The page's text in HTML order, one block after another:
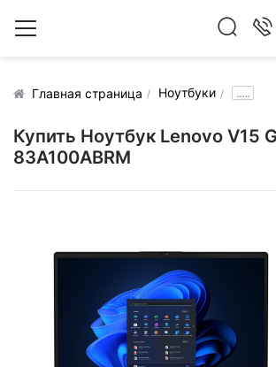
Главная страница Ноутбуки .....
Купить Ноутбук Lenovo V15
83A100ABRM